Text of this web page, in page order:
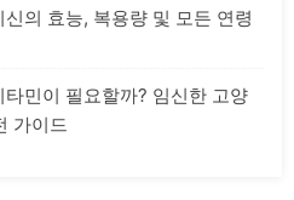
의 효능, 복용량 및 모든 연령
민이 필요할까? 임신한 고양
가이드